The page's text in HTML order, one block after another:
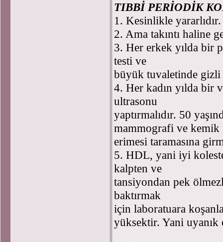
TIBBİ PERİODİK
1. Kesinlikle yararlıdır.
2. Ama takıntı haline
3. Her erkek yılda bir
testi ve
büyük tuvaletinde gizli
4. Her kadın yılda bir
ultrasonu
yaptırmalıdır. 50
mammografi ve kemik
erimesi taramasına
5. HDL, yani iyi
kalpten ve
tansiyondan pek
baktırmak
için laboratuara
yüksektir. Yani uyanık